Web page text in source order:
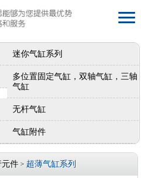
迷你气缸系列
多位置固定气缸，双轴气缸，三轴
气缸
无杆气缸
气缸附件
元件 > 超薄气缸系列